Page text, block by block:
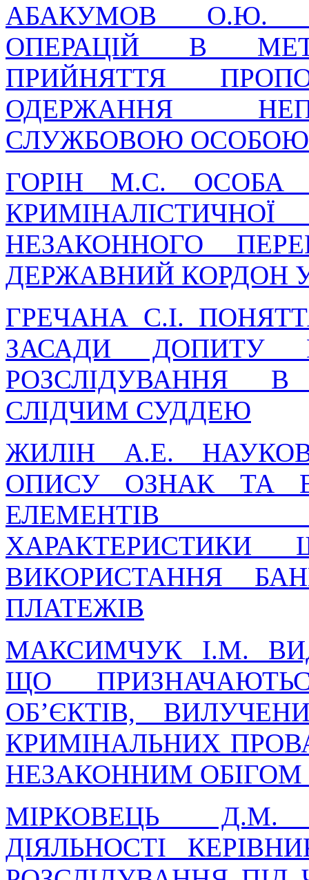
АБАКУМОВ О.Ю.
ОПЕРАЦІЙ В
ПРИЙНЯТТЯ
ОДЕРЖАННЯ
СЛУЖБОВОЮ ОСОБОЮ
ГОРІН М.С. ОСОБА
НЕЗАКОННОГО
ДЕРЖАВНИЙ КОРДОН
ГРЕЧАНА С.І.
ЗАСАДИ ДОПИТУ
РОЗСЛІДУВАННЯ
СЛІДЧИМ СУДДЕЮ
ЖИЛІН А.Е.
ОПИСУ ОЗНАК ТА
ЕЛЕМЕНТІВ
ВИКОРИСТАННЯ
ПЛАТЕЖІВ
МАКСИМЧУК І.М.
ЩО
ОБ’ЄКТІВ,
КРИМІНАЛЬНИХ
НЕЗАКОННИМ
МІРКОВЕЦЬ Д.М.
ДІЯЛЬНОСТІ